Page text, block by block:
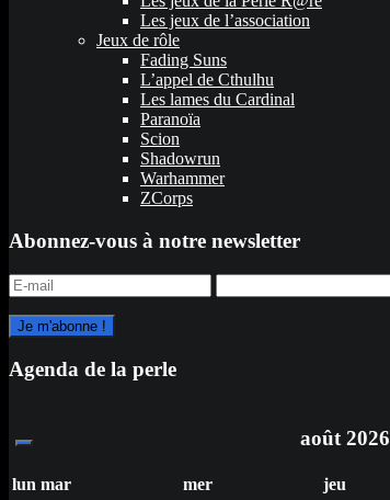
Les jeux de l’association
Jeux de rôle
Fading Suns
L’appel de Cthulhu
Les lames du Cardinal
Paranoïa
Scion
Shadowrun
Warhammer
ZCorps
Abonnez-vous à notre newsletter
Agenda de la perle
août 2026
lun mar mer jeu